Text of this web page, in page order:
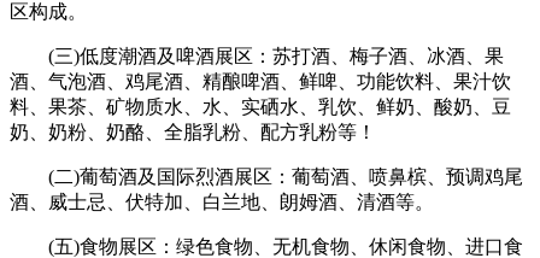
区构成。
(三)低度潮酒及啤酒展区：苏打酒、梅子酒、冰酒、果
酒、气泡酒、鸡尾酒、精酿啤酒、鲜啤、功能饮料、果汁饮
料、果茶、矿物质水、水、实硒水、乳饮、鲜奶、酸奶、豆
奶、奶粉、奶酪、全脂乳粉、配方乳粉等！
(二)葡萄酒及国际烈酒展区：葡萄酒、喷鼻槟、预调鸡尾
酒、威士忌、伏特加、白兰地、朗姆酒、清酒等。
(五)食物展区：绿色食物、无机食物、休闲食物、进口食